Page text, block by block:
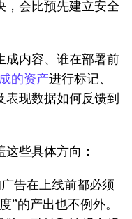
，会比预先建立安全
成内容、谁在部署前
的资产进行标记、
表现数据如何反馈到
些具体方向：
告在上线前都必须
”的产出也不例外。